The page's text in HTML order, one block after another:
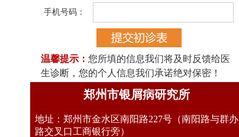
手机号码：
温馨提示： 您所填的信息我们将及时反馈给医
生诊断，您的个人信息我们承诺绝对保密！
郑州市银屑病研究所
地址：郑州市金水区南阳路227号（南阳路与群办
路交叉口工商银行旁）